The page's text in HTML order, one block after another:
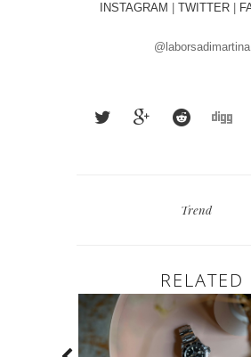
INSTAGRAM
TWITTER
@laborsadimartina
Trend
RELATED